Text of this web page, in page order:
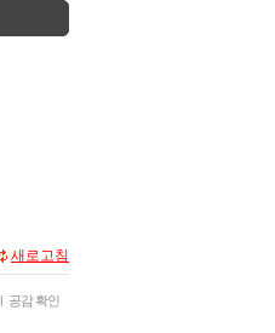
새로고침
| 공감 확인